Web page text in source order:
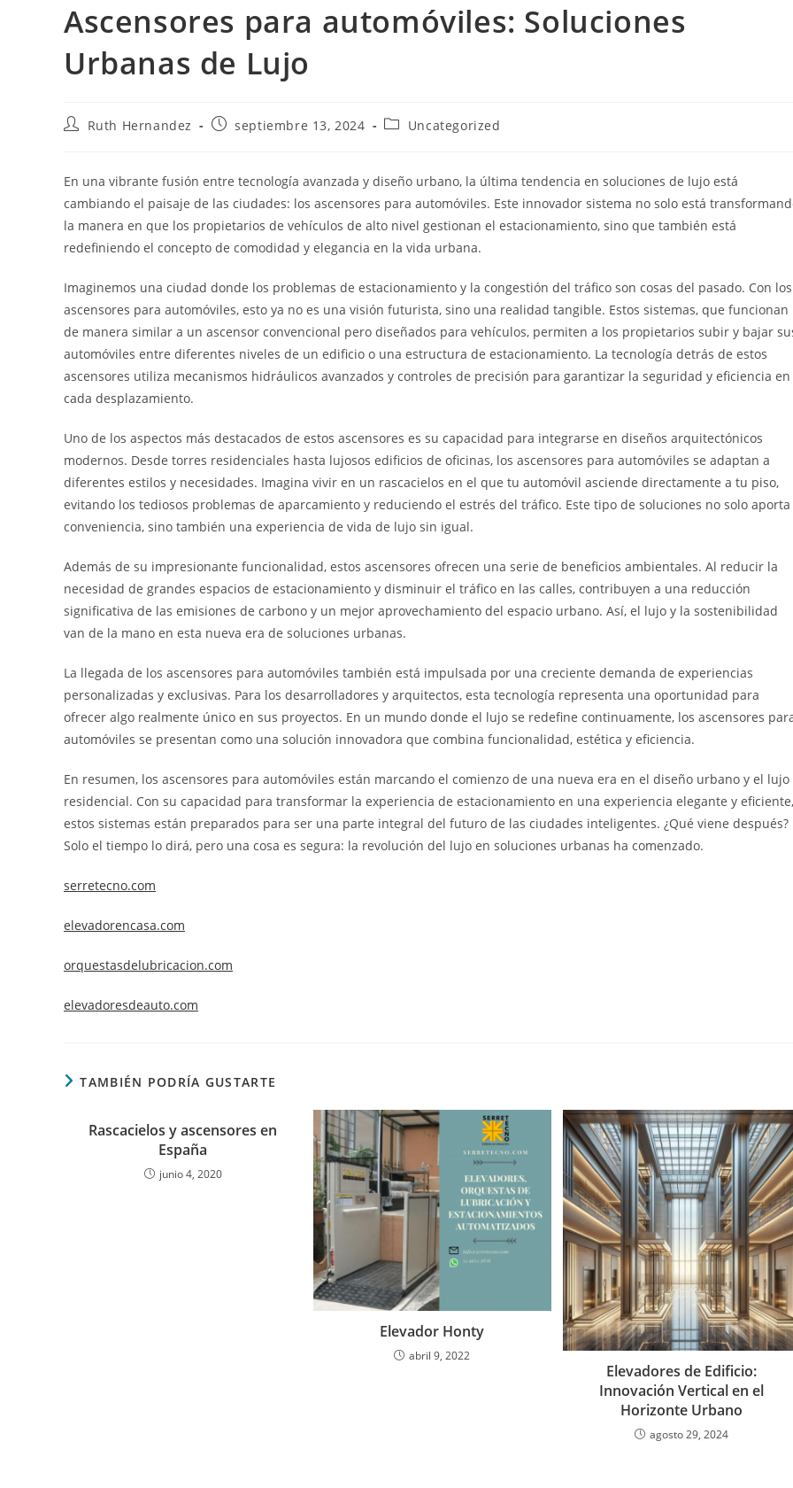
Ascensores para automóviles: Soluciones
Urbanas de Lujo
Autor
entrada:
Ruth Hernandez
Publicación
entrada:
septiembre 13, 2024
Categoría
entrada:
Uncategorized
En una vibrante fusión entre tecnología avanzada y diseño urbano, la última tendencia en soluciones de lujo está
cambiando el paisaje de las ciudades: los ascensores para automóviles. Este innovador sistema no solo está
la manera en que los propietarios de vehículos de alto nivel gestionan el estacionamiento, sino que también está
redefiniendo el concepto de comodidad y elegancia en la vida urbana.
Imaginemos una ciudad donde los problemas de estacionamiento y la congestión del tráfico son cosas del pasado. Con los
ascensores para automóviles, esto ya no es una visión futurista, sino una realidad tangible. Estos sistemas, que funcionan
de manera similar a un ascensor convencional pero diseñados para vehículos, permiten a los propietarios subir y bajar
automóviles entre diferentes niveles de un edificio o una estructura de estacionamiento. La tecnología detrás de estos
ascensores utiliza mecanismos hidráulicos avanzados y controles de precisión para garantizar la seguridad y eficiencia en
cada desplazamiento.
Uno de los aspectos más destacados de estos ascensores es su capacidad para integrarse en diseños arquitectónicos
modernos. Desde torres residenciales hasta lujosos edificios de oficinas, los ascensores para automóviles se adaptan a
diferentes estilos y necesidades. Imagina vivir en un rascacielos en el que tu automóvil asciende directamente a tu piso,
evitando los tediosos problemas de aparcamiento y reduciendo el estrés del tráfico. Este tipo de soluciones no solo aporta
conveniencia, sino también una experiencia de vida de lujo sin igual.
Además de su impresionante funcionalidad, estos ascensores ofrecen una serie de beneficios ambientales. Al reducir la
necesidad de grandes espacios de estacionamiento y disminuir el tráfico en las calles, contribuyen a una reducción
significativa de las emisiones de carbono y un mejor aprovechamiento del espacio urbano. Así, el lujo y la sostenibilidad
van de la mano en esta nueva era de soluciones urbanas.
La llegada de los ascensores para automóviles también está impulsada por una creciente demanda de experiencias
personalizadas y exclusivas. Para los desarrolladores y arquitectos, esta tecnología representa una oportunidad para
ofrecer algo realmente único en sus proyectos. En un mundo donde el lujo se redefine continuamente, los ascensores
automóviles se presentan como una solución innovadora que combina funcionalidad, estética y eficiencia.
En resumen, los ascensores para automóviles están marcando el comienzo de una nueva era en el diseño urbano y el lujo
residencial. Con su capacidad para transformar la experiencia de estacionamiento en una experiencia elegante y eficiente,
estos sistemas están preparados para ser una parte integral del futuro de las ciudades inteligentes. ¿Qué viene después?
Solo el tiempo lo dirá, pero una cosa es segura: la revolución del lujo en soluciones urbanas ha comenzado.
serretecno.com
elevadorencasa.com
orquestasdelubricacion.com
elevadoresdeauto.com
TAMBIÉN PODRÍA GUSTARTE
Rascacielos y ascensores en
España
junio 4, 2020
Elevador Honty
abril 9, 2022
Elevadores de Edificio:
Innovación Vertical en el
Horizonte Urbano
agosto 29, 2024